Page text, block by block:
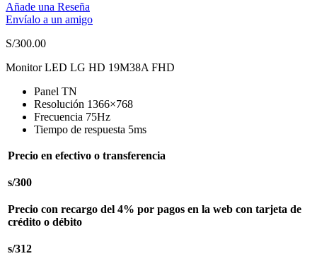
Añade una Reseña
Envíalo a un amigo
S/300.00
Monitor LED LG HD 19M38A FHD
Panel TN
Resolución 1366×768
Frecuencia 75Hz
Tiempo de respuesta 5ms
Precio en efectivo o transferencia
s/300
Precio con recargo del 4% por pagos en la web con tarjeta de
crédito o débito
s/312